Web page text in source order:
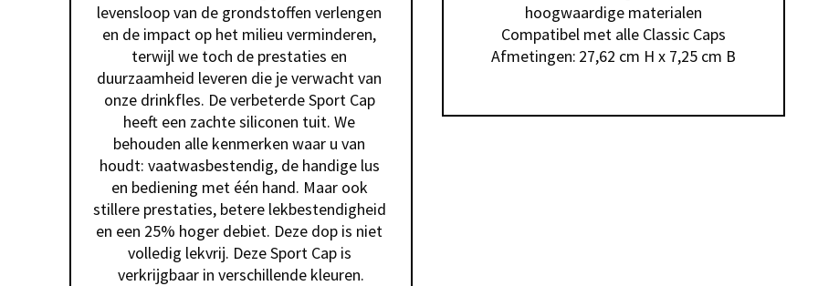
levensloop van de grondstoffen verlengen
en de impact op het milieu verminderen,
terwijl we toch de prestaties en
duurzaamheid leveren die je verwacht van
onze drinkfles. De verbeterde Sport Cap
heeft een zachte siliconen tuit. We
behouden alle kenmerken waar u van
houdt: vaatwasbestendig, de handige lus
en bediening met één hand. Maar ook
stillere prestaties, betere lekbestendigheid
en een 25% hoger debiet. Deze dop is niet
volledig lekvrij. Deze Sport Cap is
verkrijgbaar in verschillende kleuren.
hoogwaardige materialen
Compatibel met alle Classic Caps
Afmetingen:	27,62 cm H x 7,25 cm B